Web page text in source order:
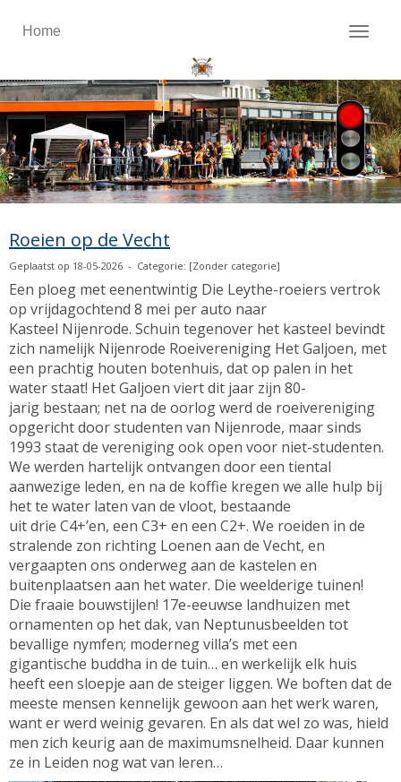
Home
Roeien op de Vecht
Geplaatst op 18-05-2026 - Categorie: [Zonder categorie]
Een ploeg met eenentwintig Die Leythe-roeiers vertrok
op vrijdagochtend 8 mei per auto naar
Kasteel Nijenrode. Schuin tegenover het kasteel bevindt
zich namelijk Nijenrode Roeivereniging Het Galjoen, met
een prachtig houten botenhuis, dat op palen in het
water staat! Het Galjoen viert dit jaar zijn 80-
jarig bestaan; net na de oorlog werd de roeivereniging
opgericht door studenten van Nijenrode, maar sinds
1993 staat de vereniging ook open voor niet-studenten.
We werden hartelijk ontvangen door een tiental
aanwezige leden, en na de koffie kregen we alle hulp bij
het te water laten van de vloot, bestaande
uit drie C4+’en, een C3+ en een C2+. We roeiden in de
stralende zon richting Loenen aan de Vecht, en
vergaapten ons onderweg aan de kastelen en
buitenplaatsen aan het water. Die weelderige tuinen!
Die fraaie bouwstijlen! 17e-eeuwse landhuizen met
ornamenten op het dak, van Neptunusbeelden tot
bevallige nymfen; moderneg villa’s met een
gigantische buddha in de tuin… en werkelijk elk huis
heeft een sloepje aan de steiger liggen. We boften dat de
meeste mensen kennelijk gewoon aan het werk waren,
want er werd weinig gevaren. En als dat wel zo was, hield
men zich keurig aan de maximumsnelheid. Daar kunnen
ze in Leiden nog wat van leren…